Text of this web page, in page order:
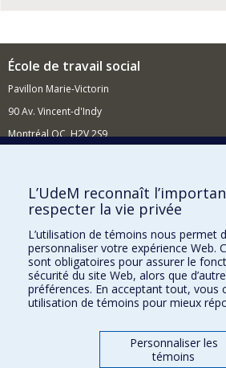
École de travail social
Pavillon Marie-Victorin
90 Av. Vincent-d'Indy
Montréal QC H2V 2S9
Comment soutenir l'École?
BESOIN D'AIDE?
Plan du site
Signaler une erreur
Accessibilité
FACULTÉ DES ARTS ET DES SCIENCES
Nos départements et écoles
L’UdeM reconnaît
respecter la vie privée
L’utilisation de témoins nous permet
personnaliser votre expérience Web.
sont obligatoires pour assurer le
sécurité du site Web, alors que
préférences. En acceptant tout, vous
utilisation de témoins pour mieux
Personnaliser les
témoins